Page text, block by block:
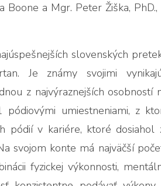
Boone a Mgr. Peter Žiška,
slovenských
Je známy svojimi
z najvýraznejších osobností
pódiovými umiestneniami, z
pódií v kariére, ktoré
svojom konte má najväčší
fyzickej výkonnosti,